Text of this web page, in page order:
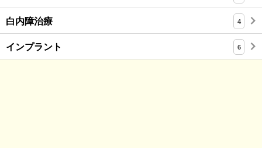
白内障治療 4
インプラント 6